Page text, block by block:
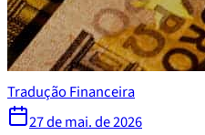
Tradução Financeira
27 de mai. de 2026